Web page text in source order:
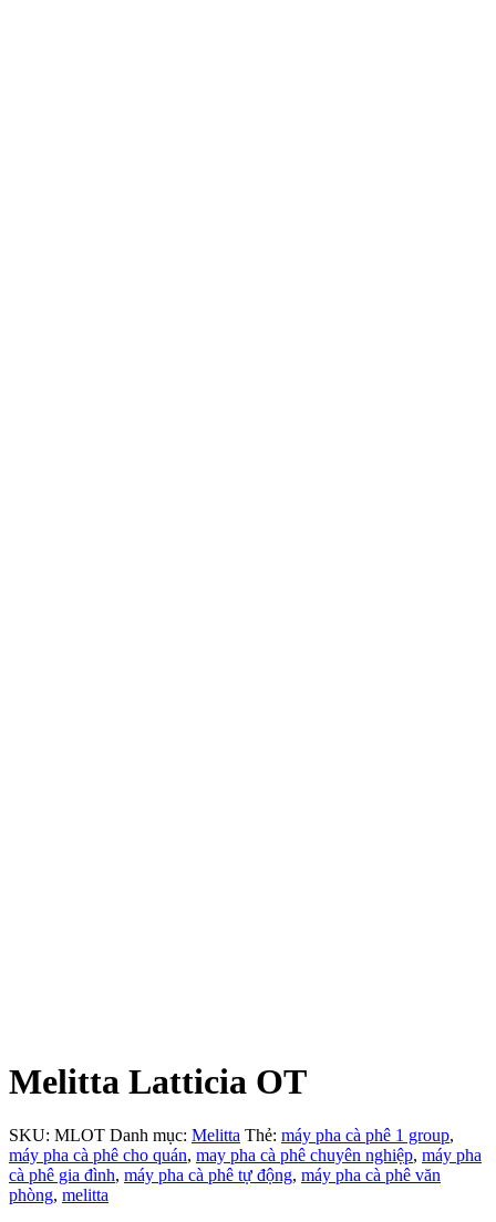
Melitta Latticia OT
SKU: MLOT Danh mục: Melitta Thẻ: máy pha cà phê 1 group,
máy pha cà phê cho quán, may pha cà phê chuyên nghiệp, máy pha
cà phê gia đình, máy pha cà phê tự động, máy pha cà phê văn
phòng, melitta